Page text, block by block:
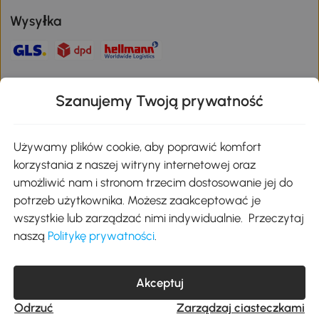
Wysyłka
Pobierz aplikację Aosom
Google Play
kontakt@aosom.pl
MH Handel GmbH, Wendenstraße 309, 20537 Hamburg Pon.-piąt.:
9:00 - 17:30
Szanujemy Twoją prywatność
Używamy plików cookie, aby poprawić komfort
korzystania z naszej witryny internetowej oraz
umożliwić nam i stronom trzecim dostosowanie jej do
potrzeb użytkownika. Możesz zaakceptować je
wszystkie lub zarządzać nimi indywidualnie. Przeczytaj
naszą Politykę prywatności.
Akceptuj
Odrzuć
Zarządzaj ciasteczkami